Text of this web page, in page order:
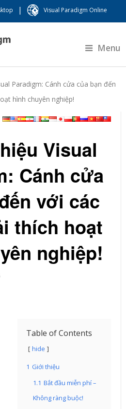
| Visual Paradigm Online
Menu
Paradigm: Cánh cửa của bạn đến
hình chuyên nghiệp!
Visual
Cánh cửa
với các
thích hoạt
nghiệp!
Table of Contents
hide
1 Giới thiệu
1.1 Bắt đầu miễn phí –
Không ràng buộc!